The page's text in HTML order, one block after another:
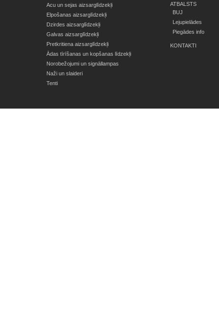
Acu un sejas aizsarglīdzekļi
Elpošanas aizsarglīdzekļi
Dzirdes aizsarglīdzekļi
Galvas aizsarglīdzekļi
Pretkritiena aizsarglīdzekļi
Ādas tīrīšanas un kopšanas līdzekļi
Norobežojumi un signāllampas
Naži un slaideri
Tenti
ATBALSTS
BUJ
Lejupielādes
Piegādes info
KONTAKTI